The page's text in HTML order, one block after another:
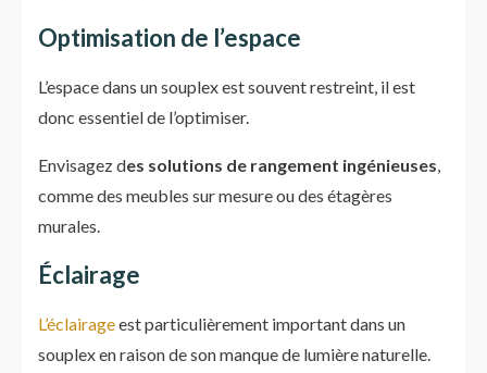
Optimisation de l’espace
L’espace dans un souplex est souvent restreint, il est
donc essentiel de l’optimiser.
Envisagez des solutions de rangement ingénieuses,
comme des meubles sur mesure ou des étagères
murales.
Éclairage
L’éclairageest particulièrement important dans un
souplex en raison de son manque de lumière naturelle.